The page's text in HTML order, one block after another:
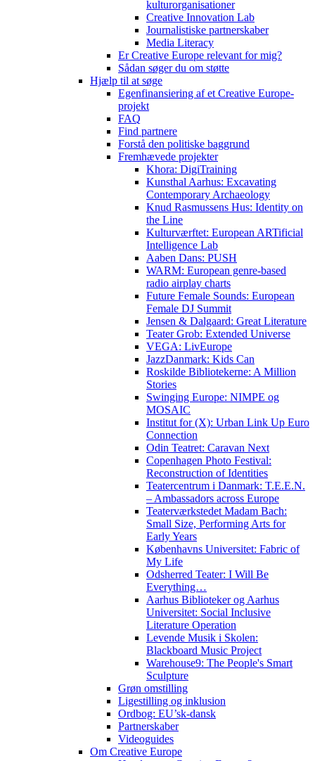
kulturorganisationer
Creative Innovation Lab
Journalistiske partnerskaber
Media Literacy
Er Creative Europe relevant for mig?
Sådan søger du om støtte
Hjælp til at søge
Egenfinansiering af et Creative Europe-
projekt
FAQ
Find partnere
Forstå den politiske baggrund
Fremhævede projekter
Khora: DigiTraining
Kunsthal Aarhus: Excavating
Contemporary Archaeology
Knud Rasmussens Hus: Identity on
the Line
Kulturværftet: European ARTificial
Intelligence Lab
Aaben Dans: PUSH
WARM: European genre-based
radio airplay charts
Future Female Sounds: European
Female DJ Summit
Jensen & Dalgaard: Great Literature
Teater Grob: Extended Universe
VEGA: LivEurope
JazzDanmark: Kids Can
Roskilde Bibliotekerne: A Million
Stories
Swinging Europe: NIMPE og
MOSAIC
Institut for (X): Urban Link Up Euro
Connection
Odin Teatret: Caravan Next
Copenhagen Photo Festival:
Reconstruction of Identities
Teatercentrum i Danmark: T.E.E.N.
– Ambassadors across Europe
Teaterværkstedet Madam Bach:
Small Size, Performing Arts for
Early Years
Københavns Universitet: Fabric of
My Life
Odsherred Teater: I Will Be
Everything…
Aarhus Biblioteker og Aarhus
Universitet: Social Inclusive
Literature Operation
Levende Musik i Skolen:
Blackboard Music Project
Warehouse9: The People's Smart
Sculpture
Grøn omstilling
Ligestilling og inklusion
Ordbog: EU’sk-dansk
Partnerskaber
Videoguides
Om Creative Europe